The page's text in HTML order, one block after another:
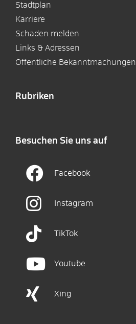
Stadtplan
Karriere
Schaden melden
Links & Adressen
Öffentliche Bekanntmachungen
Rubriken
Besuchen Sie uns auf
Facebook
Instagram
TikTok
Youtube
Xing